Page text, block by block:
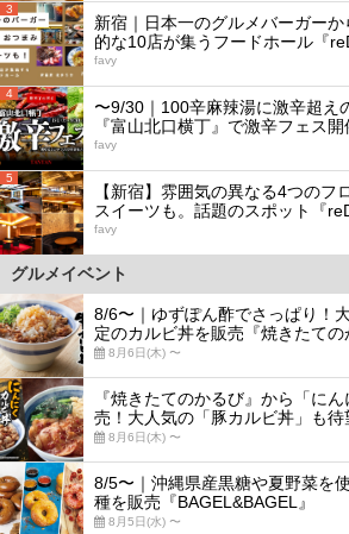
3
新宿｜日本一のグルメバーガー
的な10店が集うフードホール『
favy
4
〜9/30｜100辛麻辣湯に激辛超え
『富山北口横丁』で激辛フェス開
favy
5
【新宿】雰囲気の異なる4つのフ
スイーツも。話題のスポット『
favy
グルメイベント
8/6〜｜ゆずぽん酢でさっぱり！
定のカルビ丼を販売『焼きたての
8月6日(木) 〜
『焼きたてのかるび』から「に
売！大人気の「豚カルビ丼」も待
8月6日(木) 〜
8/5〜｜沖縄県産黒糖や夏野菜を
種を販売『BAGEL&BAGEL』
8月5日(水) 〜